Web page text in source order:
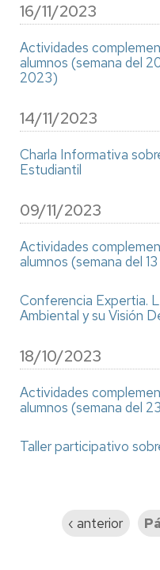
16/11/2023
Actividades
alumnos (semana del
2023)
14/11/2023
Charla Informativa
Estudiantil
09/11/2023
Actividades
alumnos (semana del
Conferencia Expertia.
Ambiental y su Visión
18/10/2023
Actividades
alumnos (semana del
Taller participativo
Página
‹ anterior